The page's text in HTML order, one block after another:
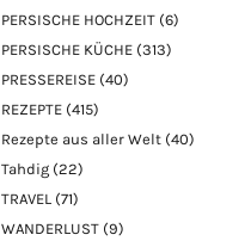
PERSISCHE HOCHZEIT (6)
PERSISCHE KÜCHE (313)
PRESSEREISE (40)
REZEPTE (415)
Rezepte aus aller Welt (40)
Tahdig (22)
TRAVEL (71)
WANDERLUST (9)